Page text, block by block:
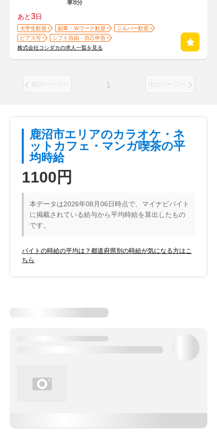
車8分
あと3日
大学生歓迎 副業・Ｗワーク歓迎
シルバー歓迎
ピアス可
シフト自由・自己申告
株式会社コシダカの求人一覧を見る
前のページへ 1 次のページへ
鹿沼市エリアのカラオケ・ネ
ットカフェ・マンガ喫茶の平
均時給
1100円
本データは2026年08月06日時点で、マイナビバイト
に掲載されている給与から平均時給を算出したもの
です。
バイトの時給の平均は？都道府県別の時給が気になる方はこ
ちら